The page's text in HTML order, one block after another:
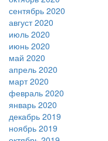
сентябрь 2020
август 2020
июль 2020
июнь 2020
май 2020
апрель 2020
март 2020
февраль 2020
январь 2020
декабрь 2019
ноябрь 2019